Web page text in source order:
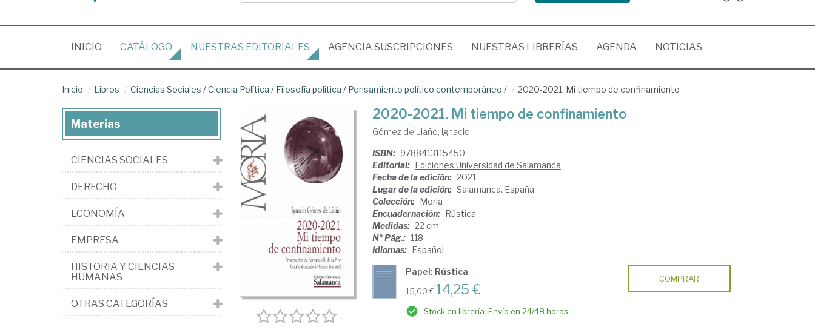
INICIO (CURRENT)
CATÁLOGO NUESTRAS EDITORIALES AGENCIA SUSCRIPCIONES NUESTRAS LIBRERÍAS AGENDA NOTICIAS
Inicio Libros Ciencias Sociales /Ciencia Política / Filosofía política / Pensamiento político contemporáneo / 2020-2021. Mi tiempo de confinamiento
2020-2021. Mi tiempo de confinamiento
Gómez de Liaño, Ignacio
ISBN: 9788413115450
Editorial: Ediciones Universidad de Salamanca
Fecha de la edición: 2021
Lugar de la edición: Salamanca. España
Colección: Moria
Encuadernación: Rústica
Medidas: 22 cm
Nº Pág.: 118
Idiomas: Español
Papel: Rústica
15,00 € 14,25 €
Stock en librería. Envío en 24/48 horas
COMPRAR
Materias
CIENCIAS SOCIALES
DERECHO
ECONOMÍA
EMPRESA
HISTORIA Y CIENCIAS
HUMANAS
OTRAS CATEGORÍAS